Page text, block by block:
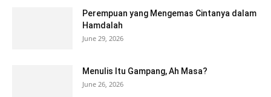
Perempuan yang Mengemas Cintanya dalam
Hamdalah
June 29, 2026
Menulis Itu Gampang, Ah Masa?
June 26, 2026